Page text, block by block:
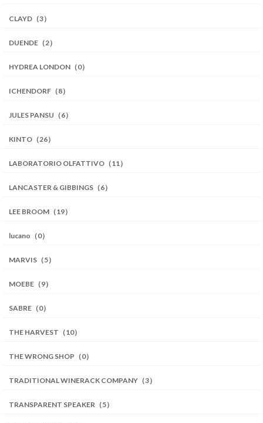
CLAYD（3）
DUENDE（2）
HYDREA LONDON（0）
ICHENDORF（8）
JULES PANSU（6）
KINTO（26）
LABORATORIO OLFATTIVO（11）
LANCASTER & GIBBINGS（6）
LEE BROOM（19）
lucano（0）
MARVIS（5）
MOEBE（9）
SABRE（0）
THE HARVEST（10）
THE WRONG SHOP（0）
TRADITIONAL WINERACK COMPANY（3）
TRANSPARENT SPEAKER（5）